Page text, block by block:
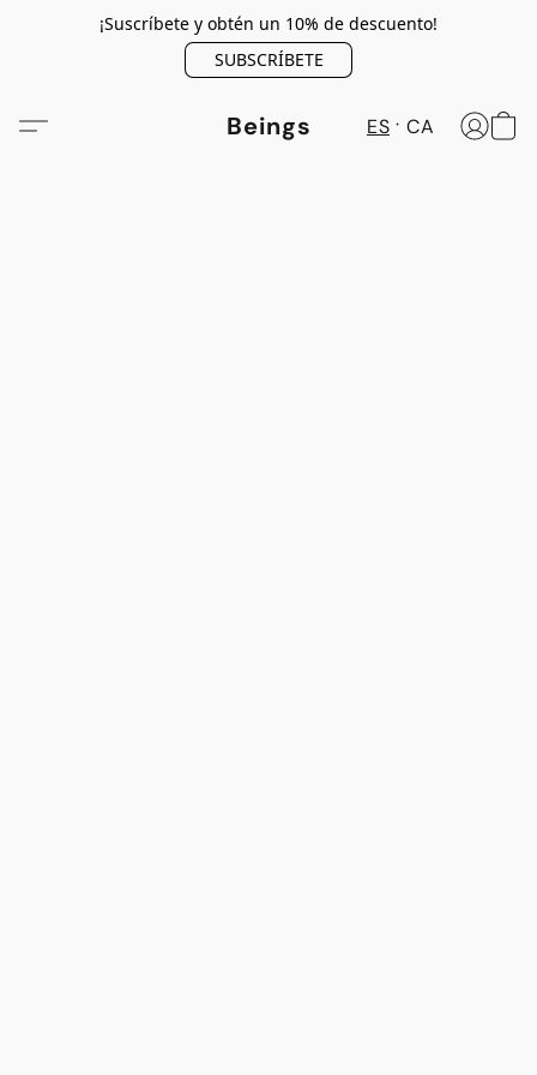
¡Suscríbete y obtén un 10% de descuento!
SUBSCRÍBETE
Beings ES CA